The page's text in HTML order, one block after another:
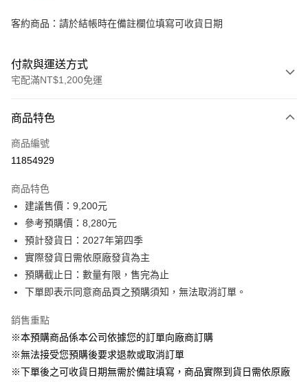
客約商品：請於結帳時在備註欄位填寫可收貨日期
付款與運送方式
宅配滿NT$1,200免運
信用卡一次付款
信用卡分期付款
玉山商業銀行
6 期 0 利率 每期
LINE Pay
Apple Pay
街口支付
悠遊付
Google Pay
AFTEE先享後付
商品特色
商品編號
11854929
商品特色
建議售價：9,200元
參考預購價：8,280元
預計發貨日：2027年第四季
實際發貨日需依原廠發貨為主
預購截止日：數量有限，售完為止
下單即表示同意商品頁之預購須知，無法取消訂單。
銷售重點
※本預購商品係本公司依據您的訂單向廠商訂購
※無法接受您預購後要求退款或取消訂單
※下單後之可收貨日期無需於備註填寫，商品實際到貨日需依原廠